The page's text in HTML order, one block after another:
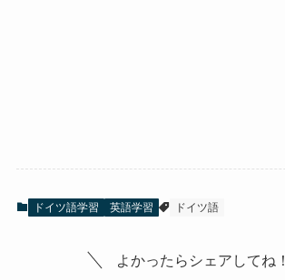
ドイツ語学習 英語学習 ドイツ語
よかったらシェアしてね！